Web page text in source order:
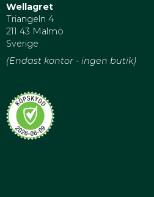
Wellagret
Triangeln 4
211 43 Malmö
Sverige
(Endast kontor - ingen butik)